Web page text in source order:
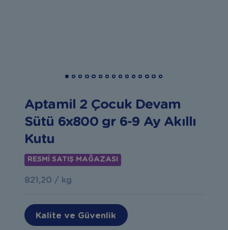
Aptamil 2 Çocuk Devam
Sütü 6x800 gr 6-9 Ay Akıllı
Kutu
RESMİ SATIŞ MAĞAZASI
821,20 / kg
Kalite ve Güvenlik